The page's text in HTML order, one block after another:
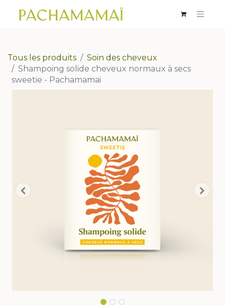
Tous les produits
Soin des cheveux
Shampoing solide cheveux normaux à secs
sweetie - Pachamamai